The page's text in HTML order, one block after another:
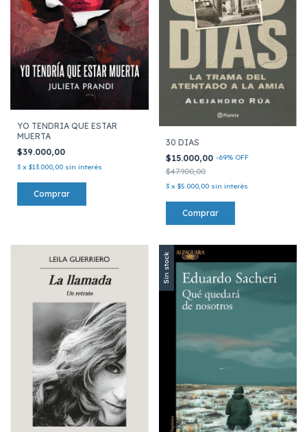
YO TENDRIA QUE ESTAR
MUERTA
$39.000,00
3 x $13.000,00 sin interés
30 DIAS
$15.000,00 -69% OFF
$47.900,00
3 x $5.000,00 sin interés
Sin stock